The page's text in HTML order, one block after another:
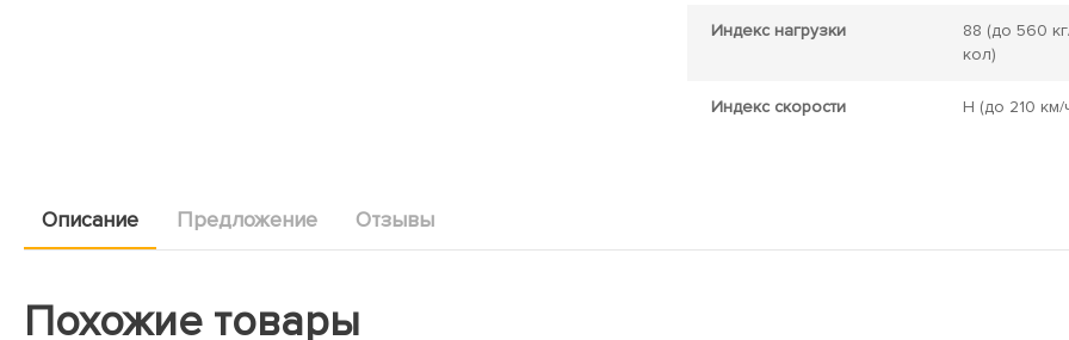
Индекс нагрузки 88 (до 560
кол)
Индекс скорости H (до 210 км/
Описание Предложение Отзывы
Похожие товары